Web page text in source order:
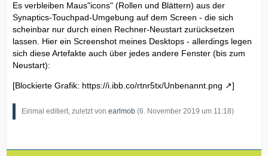
Es verbleiben Maus"icons" (Rollen und Blättern) aus der
Synaptics-Touchpad-Umgebung auf dem Screen - die sich
scheinbar nur durch einen Rechner-Neustart zurücksetzen
lassen. Hier ein Screenshot meines Desktops - allerdings legen
sich diese Artefakte auch über jedes andere Fenster (bis zum
Neustart):
[Blockierte Grafik: https://i.ibb.co/rtnr5tx/Unbenannt.png ]
Einmal editiert, zuletzt von earlmob (6. November 2019 um 11:18)